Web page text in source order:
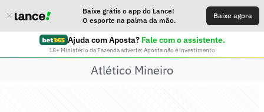
Baixe grátis o app do Lance!
O esporte na palma da mão.
Baixe agora
Ajuda com Aposta? Fale com o assistente.
18+ Ministério da Fazenda adverte: Aposta não é investimento
Atlético Mineiro